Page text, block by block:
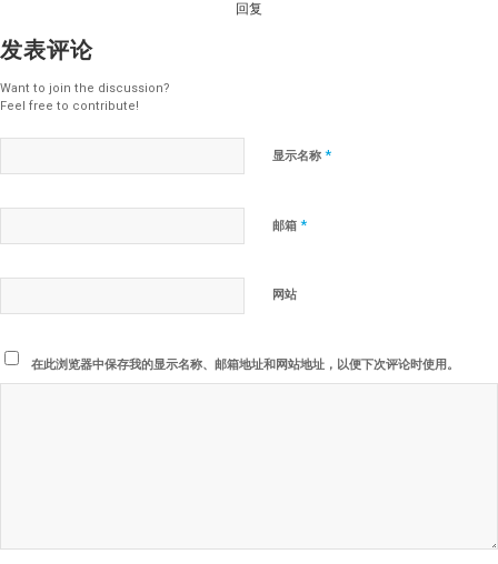
回复
发表评论
Want to join the discussion?
Feel free to contribute!
显示名称 *
邮箱 *
网站
在此浏览器中保存我的显示名称、邮箱地址和网站地址，以便下次评论时使用。